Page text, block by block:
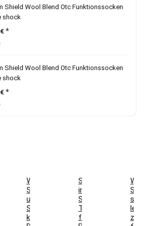
Shield Wool Blend Otc Funktionssocken
shock
€
Shield Wool Blend Otc Funktionssocken
shock
€
Wann
Ski
und
Snowboard
kaufen?
Skifit
im
Sommer:
Trainingsplan
für
Ski
sind
zu